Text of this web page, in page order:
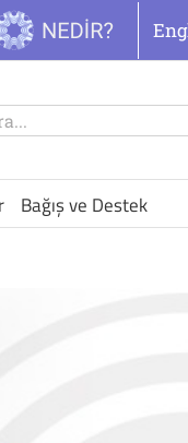
Bağış ve Destek